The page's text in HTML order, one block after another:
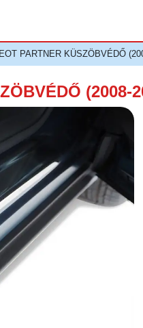
PARTNER KÜSZÖBVÉDŐ